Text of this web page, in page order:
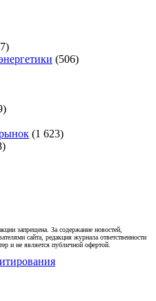
(506)
(1 623)
запрещена. За содержание новостей,
сайта, редакция журнала ответственности
и не является публичной офертой.